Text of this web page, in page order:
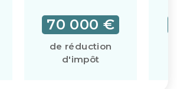
70 000 €
de réduction
d'impôt